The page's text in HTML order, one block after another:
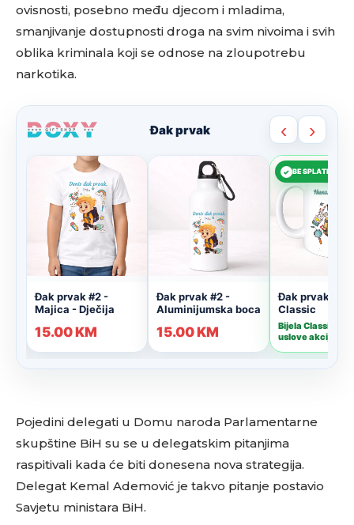
ovisnosti, posebno među djecom i mladima,
smanjivanje dostupnosti droga na svim nivoima i svih
oblika kriminala koji se odnose na zloupotrebu
narkotika.
Pojedini delegati u Domu naroda Parlamentarne
skupštine BiH su se u delegatskim pitanjima
raspitivali kada će biti donesena nova strategija.
Delegat Kemal Ademović je takvo pitanje postavio
Savjetu ministara BiH.